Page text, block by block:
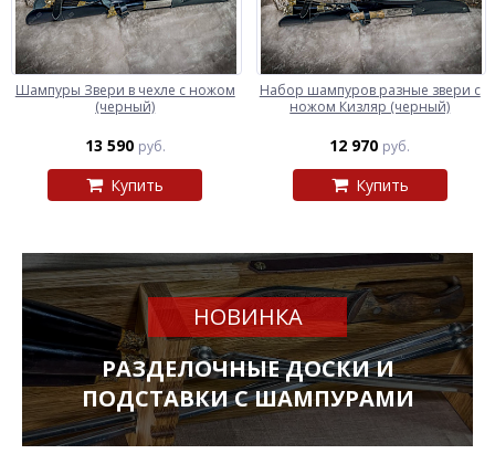
Шампуры Звери в чехле с ножом
(черный)
13 590 руб.
Купить
Набор шампуров разные звери с
ножом Кизляр (черный)
12 970 руб.
Купить
НОВИНКА
РАЗДЕЛОЧНЫЕ ДОСКИ И
ПОДСТАВКИ С ШАМПУРАМИ